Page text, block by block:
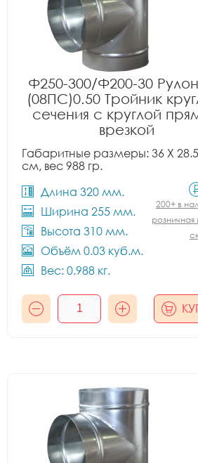
Ф250-300/Ф200-30
(08ПС)0.50 Тройник
сечения с круглой
врезкой
Габаритные размеры: 36 X
см, вес 988 гр.
Длина 320 мм.
Ширина 255 мм.
Высота 310 мм.
Объём 0.03 куб.м.
Вес: 0.988 кг.
200+ в